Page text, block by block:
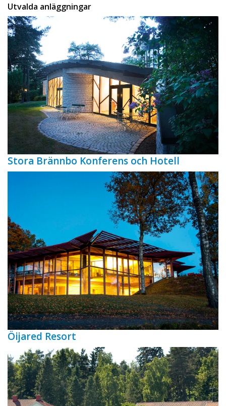
Utvalda anläggningar
Stora Brännbo Konferens och Hotell
Öijared Resort